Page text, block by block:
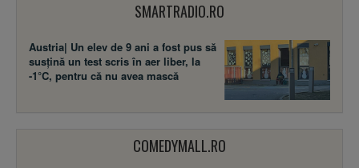
SMARTRADIO.RO
Austria| Un elev de 9 ani a fost pus să
susţină un test scris în aer liber, la
-1°C, pentru că nu avea mască
COMEDYMALL.RO